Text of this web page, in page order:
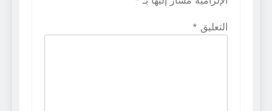
التعليق *